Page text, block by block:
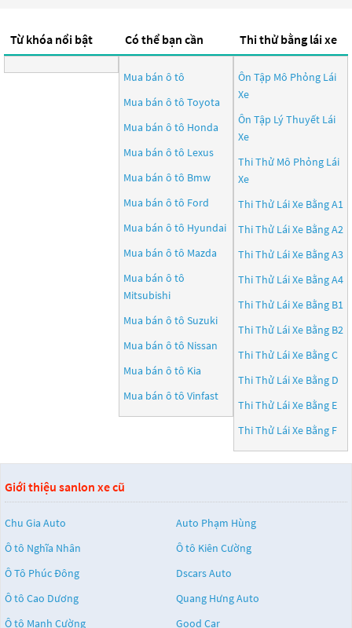
Từ khóa nổi bật Có thể bạn cần
Mua bán ô tô
Mua bán ô tô Toyota
Mua bán ô tô Honda
Mua bán ô tô Lexus
Mua bán ô tô Bmw
Mua bán ô tô Ford
Mua bán ô tô Hyundai
Mua bán ô tô Mazda
Mua bán ô tô
Mitsubishi
Mua bán ô tô Suzuki
Mua bán ô tô Nissan
Mua bán ô tô Kia
Mua bán ô tô Vinfast
Thi thử bằng lái xe
Ôn Tập Mô Phỏng Lái
Xe
Ôn Tập Lý Thuyết Lái
Xe
Thi Thử Mô Phỏng Lái
Xe
Thi Thử Lái Xe Bằng A1
Thi Thử Lái Xe Bằng A2
Thi Thử Lái Xe Bằng A3
Thi Thử Lái Xe Bằng A4
Thi Thử Lái Xe Bằng B1
Thi Thử Lái Xe Bằng B2
Thi Thử Lái Xe Bằng C
Thi Thử Lái Xe Bằng D
Thi Thử Lái Xe Bằng E
Thi Thử Lái Xe Bằng F
Giới thiệu sanlon xe cũ
Chu Gia Auto
Auto Phạm Hùng
Ô tô Nghĩa Nhân
Ô tô Kiên Cường
Ô Tô Phúc Đông
Dscars Auto
Ô tô Cao Dương
Quang Hưng Auto
Ô tô Mạnh Cường
Good Car